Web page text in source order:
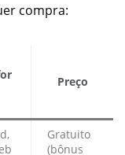
compra:
Preço
Gratuito
(bônus